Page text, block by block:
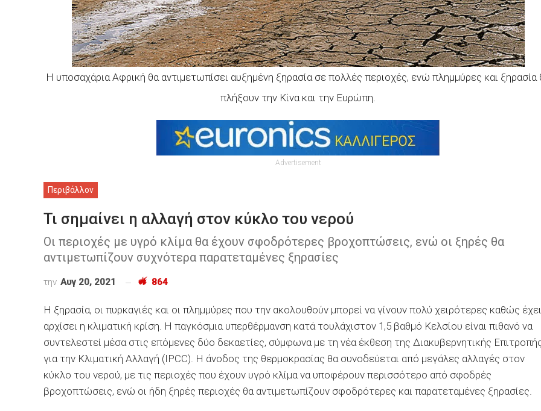
Η υποσαχάρια Αφρική θα αντιμετωπίσει αυξημένη ξηρασία σε πολλές περιοχές, ενώ πλημμύρες και ξηρασία
πλήξουν την Κίνα και την Ευρώπη.
Advertisement
Περιβάλλον
Τι σημαίνει η αλλαγή στον κύκλο του νερού
Οι περιοχές με υγρό κλίμα θα έχουν σφοδρότερες βροχοπτώσεις, ενώ οι ξηρές θα
αντιμετωπίζουν συχνότερα παρατεταμένες ξηρασίες
την Αυγ 20, 2021 864
Η ξηρασία, οι πυρκαγιές και οι πλημμύρες που την ακολουθούν μπορεί να γίνουν πολύ χειρότερες καθώς έχει
αρχίσει η κλιματική κρίση. Η παγκόσμια υπερθέρμανση κατά τουλάχιστον 1,5 βαθμό Κελσίου είναι πιθανό να
συντελεστεί μέσα στις επόμενες δύο δεκαετίες, σύμφωνα με τη νέα έκθεση της Διακυβερνητικής
για την Κλιματική Αλλαγή (IPCC). Η άνοδος της θερμοκρασίας θα συνοδεύεται από μεγάλες αλλαγές στον
κύκλο του νερού, με τις περιοχές που έχουν υγρό κλίμα να υποφέρουν περισσότερο από σφοδρές
βροχοπτώσεις, ενώ οι ήδη ξηρές περιοχές θα αντιμετωπίζουν σφοδρότερες και παρατεταμένες ξηρασίες.